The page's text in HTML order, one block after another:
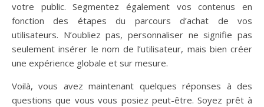
votre public. Segmentez également vos contenus en
fonction des étapes du parcours d’achat de vos
utilisateurs. N’oubliez pas, personnaliser ne signifie pas
seulement insérer le nom de l’utilisateur, mais bien créer
une expérience globale et sur mesure.
Voilà, vous avez maintenant quelques réponses à des
questions que vous vous posiez peut-être. Soyez prêt à